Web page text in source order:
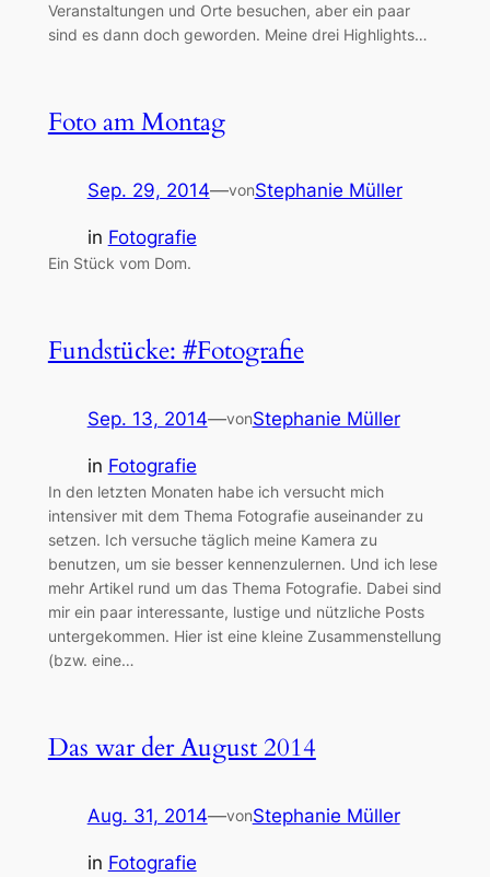
Veranstaltungen und Orte besuchen, aber ein paar
sind es dann doch geworden. Meine drei Highlights…
Foto am Montag
Sep. 29, 2014—vonStephanie Müller
in Fotografie
Ein Stück vom Dom.
Fundstücke: #Fotografie
Sep. 13, 2014—vonStephanie Müller
in Fotografie
In den letzten Monaten habe ich versucht mich
intensiver mit dem Thema Fotografie auseinander zu
setzen. Ich versuche täglich meine Kamera zu
benutzen, um sie besser kennenzulernen. Und ich lese
mehr Artikel rund um das Thema Fotografie. Dabei sind
mir ein paar interessante, lustige und nützliche Posts
untergekommen. Hier ist eine kleine Zusammenstellung
(bzw. eine…
Das war der August 2014
Aug. 31, 2014—vonStephanie Müller
in Fotografie